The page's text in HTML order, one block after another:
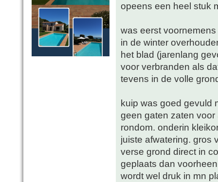
opeens een heel stuk
was eerst
in de winter
het blad (jarenlang
voor verbranden als
tevens in de volle
kuip was goed gevuld
geen gaten zaten
rondom. onderin
juiste afwatering. gros
verse grond direct in
geplaats dan
wordt wel druk in mn